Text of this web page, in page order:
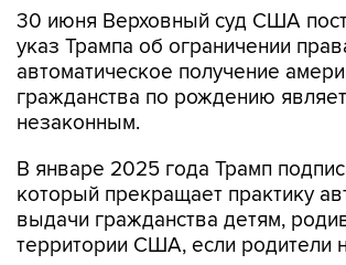
30 июня Верховный суд США
указ Трампа об ограничении
автоматическое получение
гражданства по рождению
незаконным.
В январе 2025 года Трамп
который прекращает практику
выдачи гражданства детям,
территории США, если родители